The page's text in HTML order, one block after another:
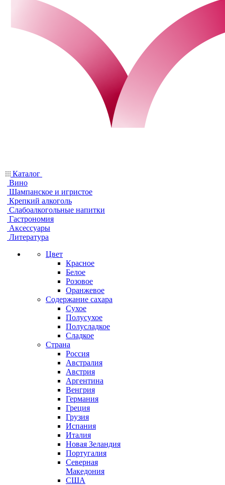
Каталог
Вино
Шампанское и игристое
Крепкий алкоголь
Слабоалкогольные напитки
Гастрономия
Аксессуары
Литература
Цвет
Красное
Белое
Розовое
Оранжевое
Содержание сахара
Сухое
Полусухое
Полусладкое
Сладкое
Страна
Россия
Австралия
Австрия
Аргентина
Венгрия
Германия
Греция
Грузия
Испания
Италия
Новая Зеландия
Португалия
Северная
Македония
США